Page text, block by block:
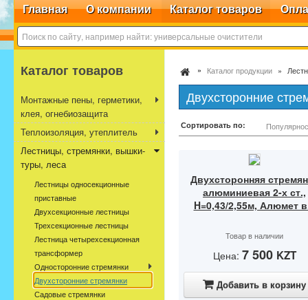
Главная О компании Каталог товаров
Каталог продукции
Двухсторонние
Сортировать по:
Двухсторонняя
алюминиевая 2-х ст.,
H=0,43/2,55м, Алюмет
Товар в наличии
Цена: 7 500 KZT
Добавить в корзину
Каталог товаров
Монтажные пены, герметики,
клея, огнебиозащита
Теплоизоляция, утеплитель
Лестницы, стремянки, вышки-
туры, леса
Лестницы односекционные
приставные
Двухсекционные лестницы
Трехсекционные лестницы
Лестница четырехсекционная
трансформер
Односторонние стремянки
Двухсторонние стремянки
Садовые стремянки